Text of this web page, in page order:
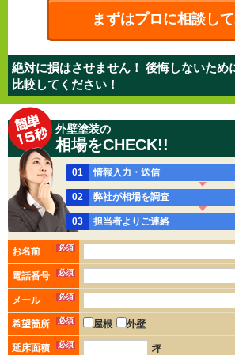
まずはプロに相談し
絶対に損はさせません！ 後悔しないため
比較してください！
外壁塗装の
相場をCHECK!!
01 情報入力・送信
02 弊社が相場を調査
03 担当者よりご連絡
お名前 必須
電話番号 必須
メール 必須
希望箇所 必須 屋根 外壁
延床面積 必須 坪